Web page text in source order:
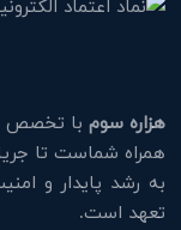
هزاره سوم با تخصص
همراه شماست تا
به رشد پایدار و
تعهد است.